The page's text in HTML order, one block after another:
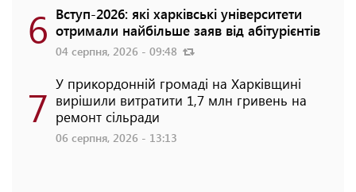
6 Вступ-2026: які харківські університети
отримали найбільше заяв від абітурієнтів
04 серпня, 2026 - 09:48
7 У прикордонній громаді на Харківщині
вирішили витратити 1,7 млн гривень на
ремонт сільради
06 серпня, 2026 - 13:13